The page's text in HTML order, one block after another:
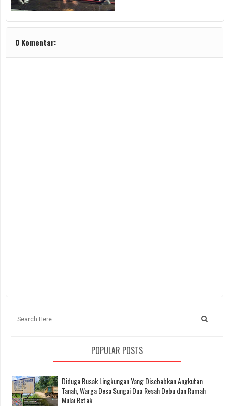
0 Komentar:
POPULAR POSTS
Diduga Rusak Lingkungan Yang Disebabkan Angkutan
Tanah, Warga Desa Sungai Dua Resah Debu dan Rumah
Mulai Retak